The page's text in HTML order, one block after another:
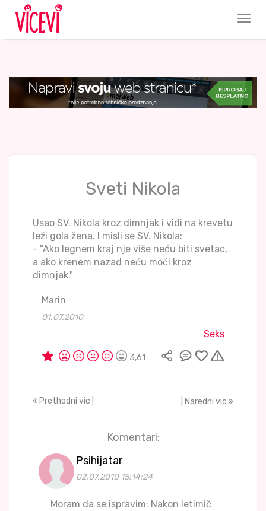
Sveti Nikola
Usao SV. Nikola kroz dimnjak i vidi na krevetu
leži gola žena. I misli se SV. Nikola:
- "Ako legnem kraj nje više neću biti svetac,
a ako krenem nazad neću moći kroz
dimnjak."
Marin
01.07.2010
Seks
3,61
Prethodni vic | | Naredni vic
Komentari:
Psihijatar
02.07.2010 15:14:24
Moram da se ispravim: Nakon letimič